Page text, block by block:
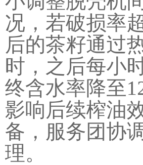
况，若破损率
后的茶籽通过
时，之后每小
终含水率降至
影响后续榨油
备，服务团协
理。